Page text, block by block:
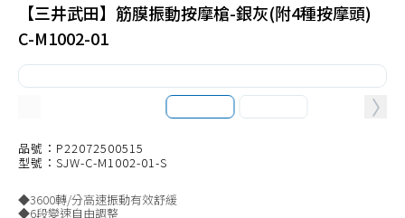
Iphone 17
容
家
電/
膜
吹風機、配件
造型髮梳
美體刀、修容(足)
電鬍刀、配件
【三井武田】筋膜振動按摩槍-銀灰(附4種按摩頭)
C-M1002-01
品號：P22072500515
型號：SJW-C-M1002-01-S
◆3600轉/分高速振動有效舒緩
◆6段變速自由調整